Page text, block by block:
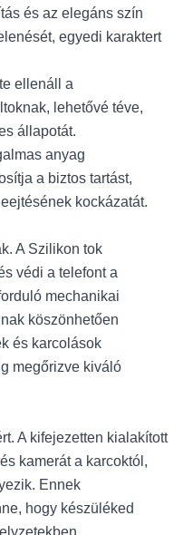
és az elegáns szín
egyedi karaktert
ellenáll a
lehetővé téve,
állapotát.
anyag
a biztos tartást,
kockázatát.
A Szilikon tok
védi a telefont a
mechanikai
köszönhetően
és karcolások
megőrizve kiváló
A kifejezetten kialakított
kamerát a karcoktól,
Ennek
hogy készüléked